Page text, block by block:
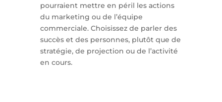
pourraient mettre en péril les actions
du marketing ou de l’équipe
commerciale. Choisissez de parler des
succès et des personnes, plutôt que de
stratégie, de projection ou de l’activité
en cours.